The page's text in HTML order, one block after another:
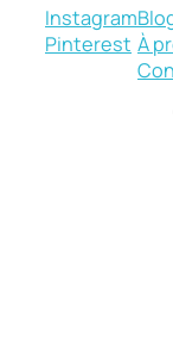
Instagram
Pinterest À